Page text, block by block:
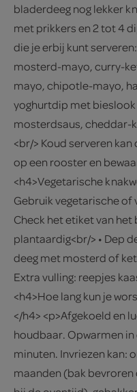
bladerdeeg nog lekker
met prikkers en 2 tot 4
die je erbij kunt
mosterd-mayo, curry-
mayo, chipotle-mayo,
yoghurtdip met bieslook
mosterdsaus, cheddar-
<br/> Koud serveren
op een rooster en
<h4>Vegetarische
Gebruik vegetarische of
Check het etiket van
plantaardig<br/> • Dep
deeg met mosterd of
Extra vulling: reepjes
<h4>Hoe lang kun je
</h4> <p>Afgekoeld en
houdbaar. Opwarmen
minuten. Invriezen kan:
maanden (bak